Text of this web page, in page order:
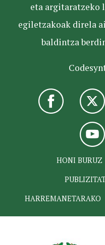
eta argitaratzeko
egiletzakoak direla
baldintza
HONI BURUZ
HARREMANETARAKO